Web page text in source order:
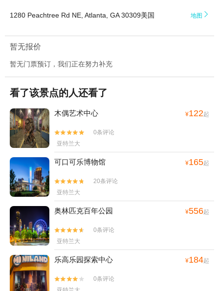
1280 Peachtree Rd NE, Atlanta, GA 30309美国 地图 
暂无报价
暂无门票预订，我们正在努力补充
看了该景点的人还看了
木偶艺术中心 ¥122起


0条评论
亚特兰大
可口可乐博物馆 ¥165起


20条评论
亚特兰大
奥林匹克百年公园 ¥556起


0条评论
亚特兰大
乐高乐园探索中心 ¥184起


0条评论